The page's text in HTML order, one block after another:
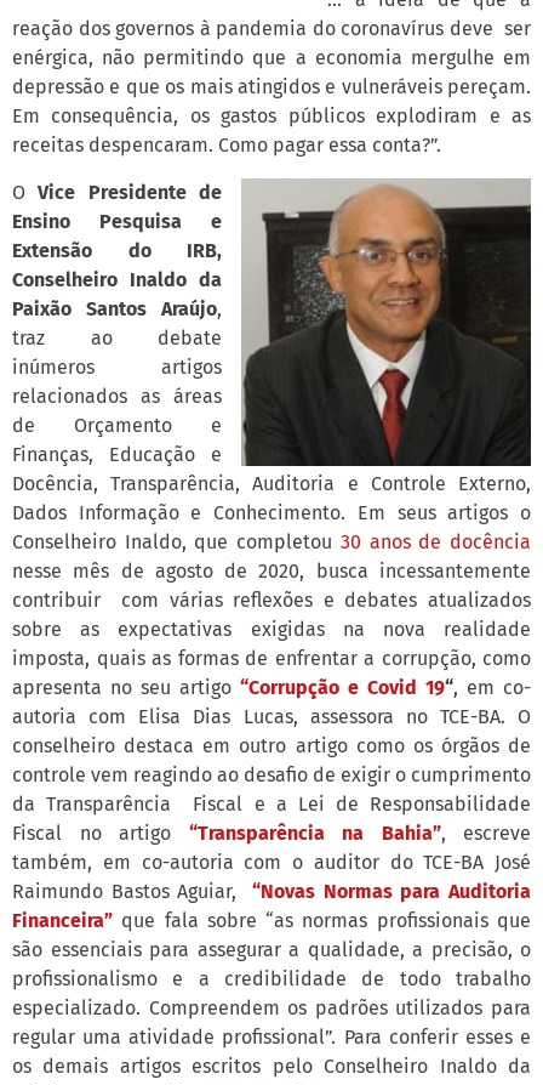
reação dos governos à pandemia do coronavírus deve ser
enérgica, não permitindo que a economia mergulhe em
depressão e que os mais atingidos e vulneráveis pereçam.
Em consequência, os gastos públicos explodiram e as
receitas despencaram. Como pagar essa conta?”.
OVice Presidente de
Ensino Pesquisa e
Extensão do IRB,
Conselheiro Inaldo da
Paixão Santos Araújo,
traz ao debate
inúmeros artigos
relacionados as áreas
de Orçamento e
Finanças, Educação e
Docência, Transparência, Auditoria e Controle Externo,
Dados Informação e Conhecimento. Em seus artigos o
Conselheiro Inaldo, que completou 30 anos de docência
nesse mês de agosto de 2020, busca incessantemente
contribuir com várias reflexões e debates atualizados
sobre as expectativas exigidas na nova realidade
imposta, quais as formas de enfrentar a corrupção, como
apresenta no seu artigo “Corrupção e Covid 19“, em co-
autoria com Elisa Dias Lucas, assessora no TCE-BA. O
conselheiro destaca em outro artigo como os órgãos de
controle vem reagindo ao desafio de exigir o cumprimento
da Transparência Fiscal e a Lei de Responsabilidade
Fiscal no artigo “Transparência na Bahia”, escreve
também, em co-autoria com o auditor do TCE-BA José
Raimundo Bastos Aguiar,“Novas Normas para Auditoria
Financeira” que fala sobre “as normas profissionais que
são essenciais para assegurar a qualidade, a precisão, o
profissionalismo e a credibilidade de todo trabalho
especializado. Compreendem os padrões utilizados para
regular uma atividade profissional”. Para conferir esses e
os demais artigos escritos pelo Conselheiro Inaldo da